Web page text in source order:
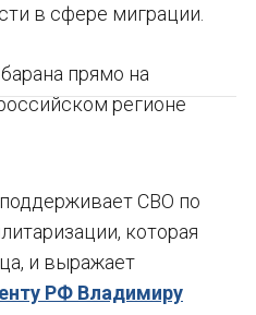
в сфере миграции.
прямо на
регионе
СВО по
которая
и выражает
РФ Владимиру